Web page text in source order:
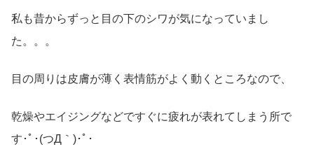
私も昔からずっと目の下のシワが気になっていまし
た。。。
目の周りは皮膚が薄く表情筋がよく動くところなので、
乾燥やエイジングなどですぐに疲れが表れてしまう所で
す･ﾟ･(つД｀)･ﾟ･